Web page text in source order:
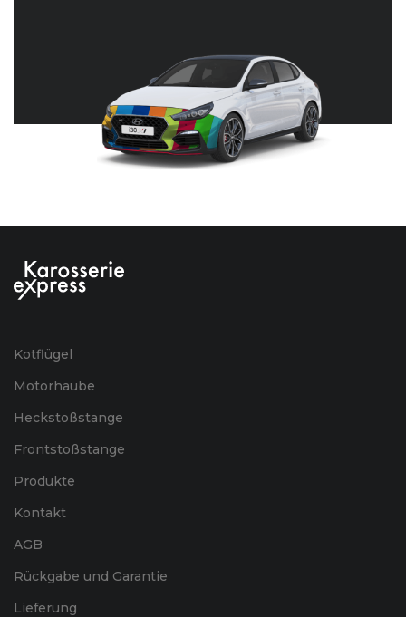
Kotflügel
Motorhaube
Heckstoßstange
Frontstoßstange
Produkte
Kontakt
AGB
Rückgabe und Garantie
Lieferung